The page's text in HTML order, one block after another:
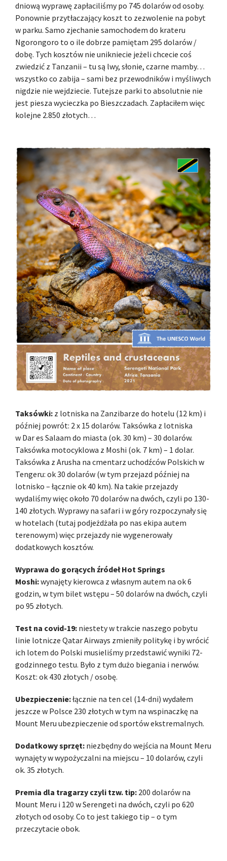
dniową wyprawę zapłaciliśmy po 745 dolarów od osoby.
Ponownie przytłaczający koszt to zezwolenie na pobyt
w parku. Samo zjechanie samochodem do krateru
Ngorongoro to o ile dobrze pamiętam 295 dolarów /
dobę. Tych kosztów nie unikniecie jeżeli chcecie coś
zwiedzić z Tanzanii – tu są lwy, słonie, czarne mamby…
wszystko co zabija – sami bez przewodników i myśliwych
nigdzie nie wejdziecie. Tutejsze parki to absolutnie nie
jest piesza wycieczka po Bieszczadach. Zapłaciłem więc
kolejne 2.850 złotych…
Taksówki: z lotniska na Zanzibarze do hotelu (12 km) i
później powrót: 2 x 15 dolarów. Taksówka z lotniska
w Dar es Salaam do miasta (ok. 30 km) – 30 dolarów.
Taksówka motocyklowa z Moshi (ok. 7 km) – 1 dolar.
Taksówka z Arusha na cmentarz uchodźców Polskich w
Tengeru: ok 30 dolarów (w tym przejazd później na
lotnisko – łącznie ok 40 km). Na takie przejazdy
wydaliśmy więc około 70 dolarów na dwóch, czyli po 130-
140 złotych. Wyprawy na safari i w góry rozpoczynały się
w hotelach (tutaj podjeżdżała po nas ekipa autem
terenowym) więc przejazdy nie wygenerowały
dodatkowych kosztów.
Wyprawa do gorących źródeł Hot Springs
Moshi:wynajęty kierowca z własnym autem na ok 6
godzin, w tym bilet wstępu – 50 dolarów na dwóch, czyli
po 95 złotych.
Test na covid-19: niestety w trakcie naszego pobytu
linie lotnicze Qatar Airways zmieniły politykę i by wrócić
ich lotem do Polski musieliśmy przedstawić wyniki 72-
godzinnego testu. Było z tym dużo biegania i nerwów.
Koszt: ok 430 złotych / osobę.
Ubezpieczenie:łącznie na ten cel (14-dni) wydałem
jeszcze w Polsce 230 złotych w tym na wspinaczkę na
Mount Meru ubezpieczenie od sportów ekstremalnych.
Dodatkowy sprzęt: niezbędny do wejścia na Mount Meru
wynajęty w wypożyczalni na miejscu – 10 dolarów, czyli
ok. 35 złotych.
Premia dla tragarzy czyli tzw. tip: 200 dolarów na
Mount Meru i 120 w Serengeti na dwóch, czyli po 620
złotych od osoby. Co to jest takiego tip – o tym
przeczytacie obok.